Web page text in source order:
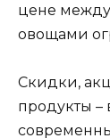
цене
овощами
Скидки,
продукты –